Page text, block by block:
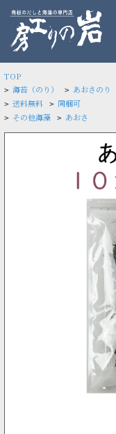
TOP
> 海苔（のり） > あおさのり
> 送料無料 > 同梱可
> その他海藻 > あおさ